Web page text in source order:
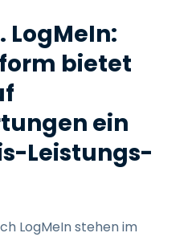
LogMeIn:
bietet
ein
Leistungs-
LogMeIn stehen im